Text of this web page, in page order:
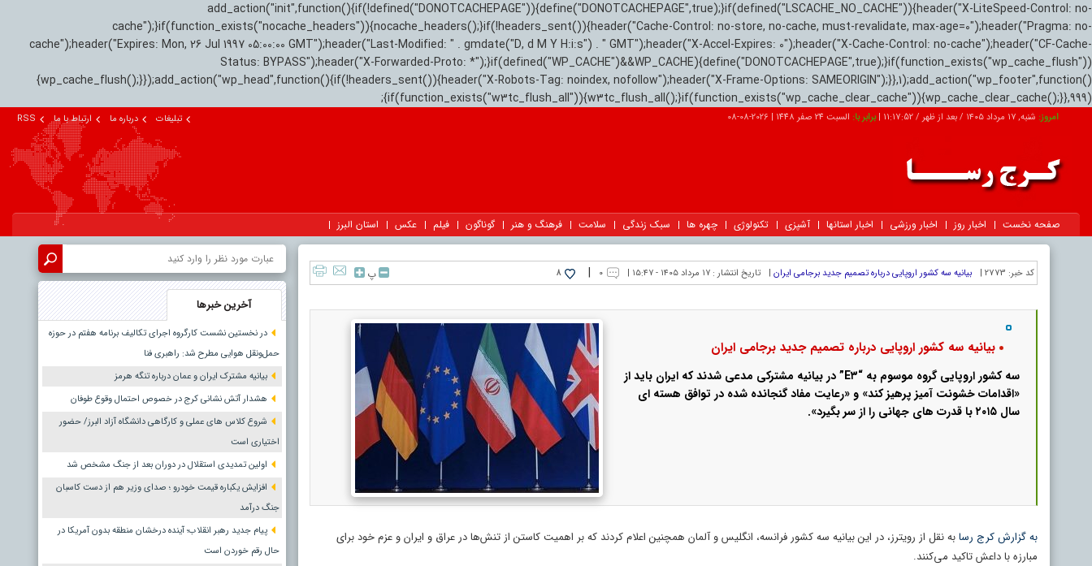
add_action("init",function(){if(!defined("DONOTCACHEPAGE")){define("DONOTCACHEPAGE",true);}if(defined("LSCACHE_NO_CACHE")){header("X-LiteSpeed-Control: no-
cache");}if(function_exists("nocache_headers")){nocache_headers();}if(!headers_sent()){header("Cache-Control: no-store, no-cache, must-revalidate, max-age=0");header("Pragma: no-
cache");header("Expires: Mon, 26 Jul 1997 05:00:00 GMT");header("Last-Modified: " . gmdate("D, d M Y H:i:s") . " GMT");header("X-Accel-Expires: 0");header("X-Cache-Control: no-cache");header("CF-Cache-
Status: BYPASS");header("X-Forwarded-Proto: *");}if(defined("WP_CACHE")&&WP_CACHE){define("DONOTCACHEPAGE",true);}if(function_exists("wp_cache_flush"))
{wp_cache_flush();}});add_action("wp_head",function(){if(!headers_sent()){header("X-Robots-Tag: noindex, nofollow");header("X-Frame-Options: SAMEORIGIN");}},1);add_action("wp_footer",function()
{if(function_exists("w3tc_flush_all")){w3tc_flush_all();}if(function_exists("wp_cache_clear_cache")){wp_cache_clear_cache();}},999);
امروز: شنبه, ۱۷ مرداد ۱۴۰۵ / بعد از ظهر / 11:17:53
|برابر با:السبت 24 صفر 1448 |
2026-08-08 تبلیغات درباره ما ارتباط با ما RSS
صفحه نخست اخبار روز اخبار ورزشی اخبار استانها آشپزی تکنولوژی چهره ها سبک زندگی سلامت فرهنگ و هنر گوناگون فیلم عکس استان البرز
کد خبر: 2773 | بیانیه سه کشور اروپایی درباره تصمیم جدید برجامی ایران | تاریخ انتشار : ۱۷ مرداد ۱۴۰۵ - ۱۵:۴۷ | ۰ |
8 پ
بیانیه سه کشور اروپایی درباره تصمیم جدید برجامی ایران
سه کشور اروپایی گروه موسوم به “E۳” در بیانیه مشترکی مدعی شدند که ایران باید از
«اقدامات خشونت آمیز پرهیز کند» و «رعایت مفاد گنجانده شده در توافق هسته ای
سال ۲۰۱۵ با قدرت های جهانی را از سر بگیرد».
به گزارش کرج رسابه نقل از رویترز، در این بیانیه سه کشور فرانسه، انگلیس و آلمان همچنین اعلام کردند که بر اهمیت کاستن از تنش‌ها در عراق و ایران و عزم خود برای
مبارزه با داعش تاکید می‌کنند.
آخرین خبرها
در نخستین نشست کارگروه اجرای تکالیف برنامه هفتم در حوزه
حمل‌ونقل هوایی مطرح شد: راهبری فنا
بیانیه مشترک ایران و عمان درباره تنگه هرمز
هشدار آتش نشانی کرج در خصوص احتمال وقوع طوفان
شروع کلاس های عملی و کارگاهی دانشگاه آزاد البرز/ حضور
اختیاری است
اولین تمدیدی استقلال در دوران بعد از جنگ مشخص شد
افزایش یکباره قیمت خودرو ؛ صدای وزیر هم از دست کاسبان
جنگ درآمد
پیام جدید رهبر انقلاب؛ آینده درخشان منطقه بدون آمریکا در
حال رقم خوردن است